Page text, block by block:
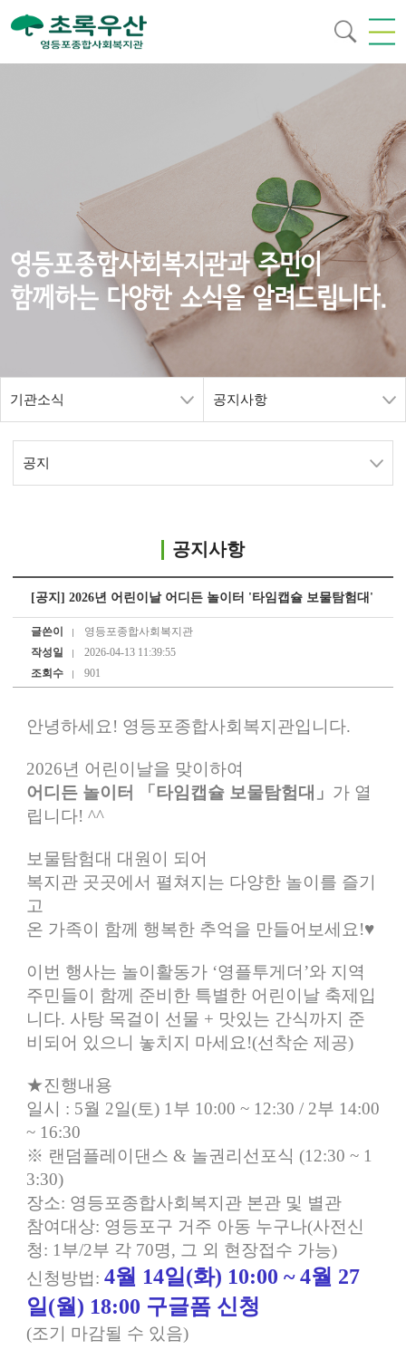
영등포종합사회복지관과 주민이
함께하는 다양한 소식을 알려드립니다.
기관소식 공지사항
공지
공지사항
[공지] 2026년 어린이날 어디든 놀이터 '타임캡슐 보물탐험대'
글쓴이
영등포종합사회복지관
작성일
2026-04-13 11:39:55
조회수
901
안녕하세요! 영등포종합사회복지관입니다.
2026년 어린이날을 맞이하여
어디든 놀이터 「타임캡슐 보물탐험대」 가 열
립니다! ^^
보물탐험대 대원이 되어
복지관 곳곳에서 펼쳐지는 다양한 놀이를 즐기
고
온 가족이 함께 행복한 추억을 만들어보세요!♥
이번 행사는 놀이활동가 ‘영플투게더’와 지역
주민들이 함께 준비한 특별한 어린이날 축제입
니다. 사탕 목걸이 선물 + 맛있는 간식까지 준
비되어 있으니 놓치지 마세요!(선착순 제공)
★진행내용
일시 : 5월 2일(토) 1부 10:00 ~ 12:30 / 2부 14:00
~ 16:30
※ 랜덤플레이댄스 & 놀권리선포식 (12:30 ~ 1
3:30)
장소: 영등포종합사회복지관 본관 및 별관
참여대상: 영등포구 거주 아동 누구나(사전신
청: 1부/2부 각 70명, 그 외 현장접수 가능)
신청방법: 4월 14일(화) 10:00 ~ 4월 27
일(월) 18:00 구글폼 신청
(조기 마감될 수 있음)